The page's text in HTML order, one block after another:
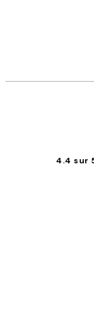
4.4 sur